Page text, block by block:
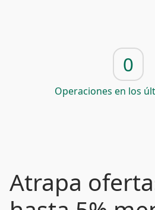
0
Operaciones en los
Atrapa